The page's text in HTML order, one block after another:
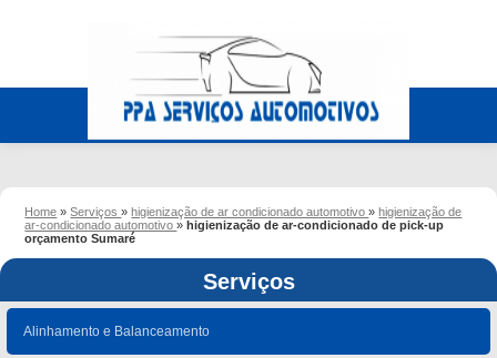
Home »Serviços»higienização de ar condicionado automotivo»higienização de
ar-condicionado automotivo»higienização de ar-condicionado de pick-up
orçamento Sumaré
Serviços
Alinhamento e Balanceamento